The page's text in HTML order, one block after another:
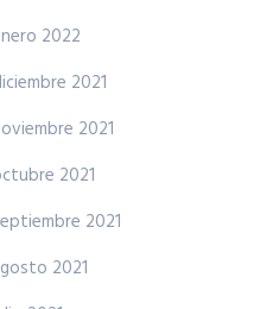
2022
2021
2021
2021
2021
2021